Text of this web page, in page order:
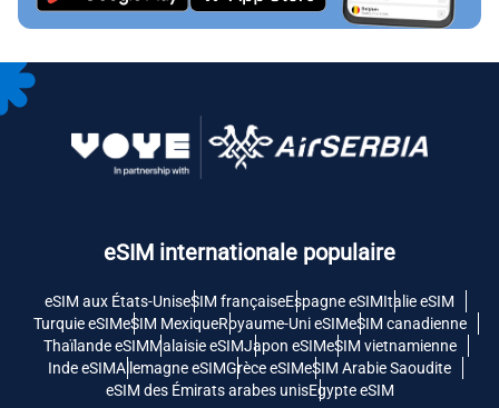
eSIM internationale populaire
eSIM aux États-UniseSIM françaiseEspagne eSIMItalie eSIM
Turquie eSIMeSIM MexiqueRoyaume-Uni eSIMeSIM canadienne
Thaïlande eSIMMalaisie eSIMJapon eSIMeSIM vietnamienne
Inde eSIMAllemagne eSIMGrèce eSIMeSIM Arabie Saoudite
eSIM des Émirats arabes unisEgypte eSIM